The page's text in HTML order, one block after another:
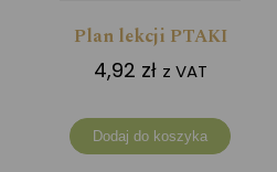
Plan lekcji PTAKI
4,92 zł z VAT
Dodaj do koszyka